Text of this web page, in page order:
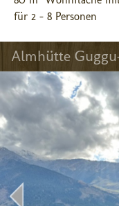
für 2 - 8 Personen
Almhütte